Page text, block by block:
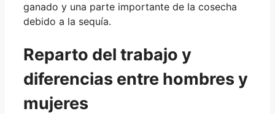
ganado y una parte importante de la cosecha
debido a la sequía.
Reparto del trabajo y
diferencias entre hombres y
mujeres